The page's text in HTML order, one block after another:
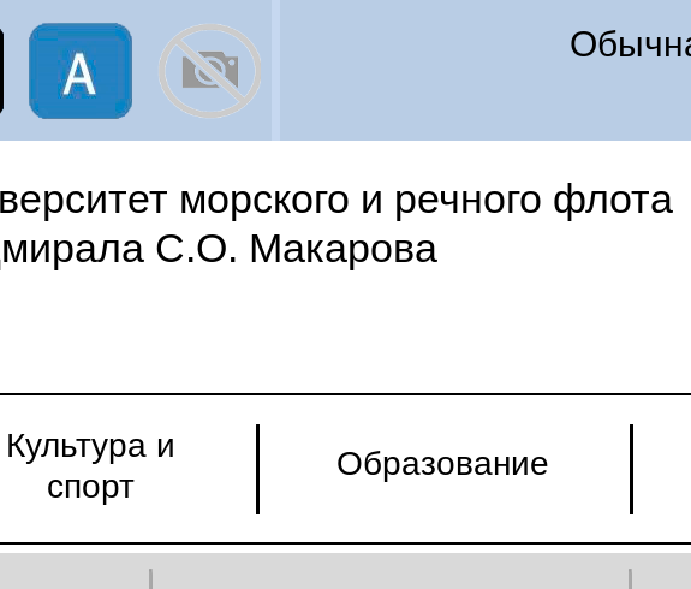
морского и речного флота
С.О. Макарова
Культура и
спорт
Образование